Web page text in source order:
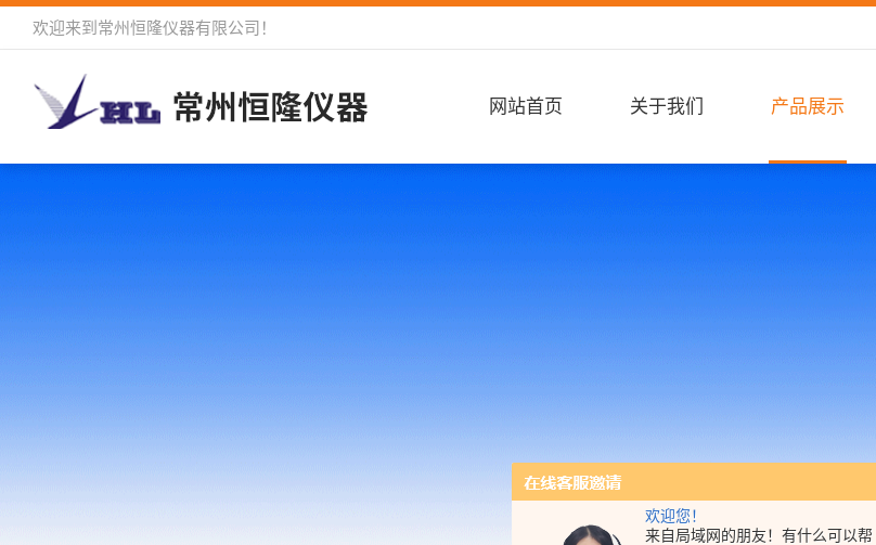
欢迎您！
来自局域网的朋友！有什么可以帮
欢迎来到 常州恒隆仪器有限公司 ！
网站首页 关于我们 产品展示